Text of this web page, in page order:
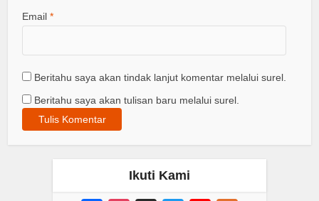
Email*
Beritahu saya akan tindak lanjut komentar melalui surel.
Beritahu saya akan tulisan baru melalui surel.
Ikuti Kami